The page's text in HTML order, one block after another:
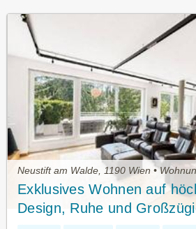
Neustift am Walde, 1190 Wien •
Exklusives Wohnen auf
Design, Ruhe und